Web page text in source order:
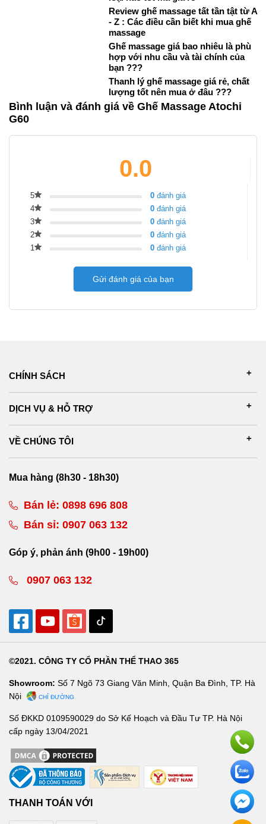
Review ghế massage tất tần tật từ A
- Z : Các điều cần biết khi mua ghế
massage
Ghế massage giá bao nhiêu là phù
hợp với nhu cầu và tài chính của
bạn ???
Thanh lý ghế massage giá rẻ, chất
lượng tốt nên mua ở đâu ???
Bình luận và đánh giá về Ghế Massage Atochi
G60
0.0
5 0 đánh giá
4
0 đánh giá
3
0 đánh giá
2
0 đánh giá
1
0 đánh giá
Gửi đánh giá của bạn
CHÍNH SÁCH
DỊCH VỤ & HỖ TRỢ
VỀ CHÚNG TÔI
Mua hàng (8h30 - 18h30)
Bán lẻ: 0898 696 808
Bán sỉ: 0907 063 132
Góp ý, phản ánh (9h00 - 19h00)
0907 063 132
©2021. CÔNG TY CỔ PHẦN THỂ THAO 365
Showroom: Số 7 Ngõ 73 Giang Văn Minh, Quận Ba Đình, TP. Hà
Nội
CHỈ ĐƯỜNG
Số ĐKKD 0109590029 do Sở Kế Hoạch và Đầu Tư TP. Hà Nội
cấp ngày 13/04/2021
THANH TOÁN VỚI